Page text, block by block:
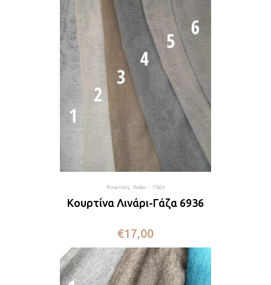
Κουρτίνες, Λινάρι - Γάζα
Κουρτίνα Λινάρι-Γάζα 6936
€17,00